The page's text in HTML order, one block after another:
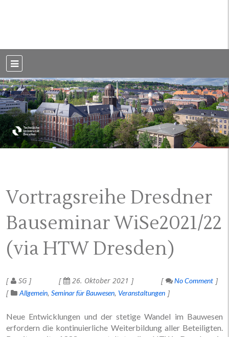
Dresden
Vortragsreihe Dresdner
Bauseminar WiSe2021/22
(via HTW Dresden)
SG 26. Oktober 2021
No Comment
Allgemein Seminar für Bauwesen Veranstaltungen
Neue Entwicklungen und der stetige Wandel im Bauwesen
erfordern die kontinuierliche Weiterbildung aller Beteiligten.